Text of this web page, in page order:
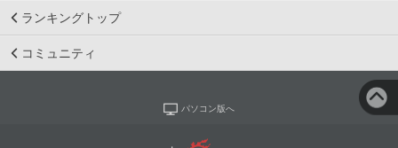
ランキングトップ
コミュニティ
パソコン版へ